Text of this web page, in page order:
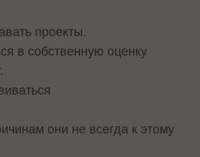
проекты.
в собственную оценку
они не всегда к этому